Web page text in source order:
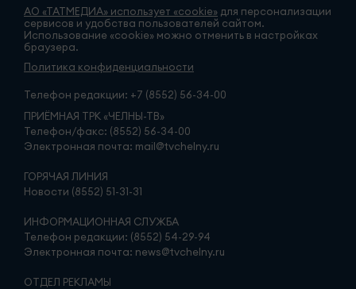
АО «ТАТМЕДИА» использует «cookie» для персонализации
сервисов и удобства пользователей сайтом.
Использование «cookie» можно отменить в настройках
браузера.
Политика конфиденциальности
Телефон редакции: +7 (8552) 56-34-00
ПРИЁМНАЯ ТРК «ЧЕЛНЫ-ТВ»
Телефон/факс: (8552) 56-34-00
Электронная почта: mail@tvchelny.ru
ГОРЯЧАЯ ЛИНИЯ
Новости (8552) 51-31-31
ИНФОРМАЦИОННАЯ СЛУЖБА
Телефон редакции: (8552) 54-29-94
Электронная почта: news@tvchelny.ru
ОТДЕЛ РЕКЛАМЫ